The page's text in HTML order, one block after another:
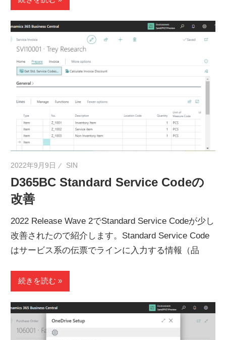
2022年9月9日 SIN
D365BC Standard Service Codeの
改善
2022 Release Wave 2でStandard Service Codeが少し
改善されたので紹介します。Standard Service Code
はサービス系の伝票でラインに入力する情報（品
続きを読む